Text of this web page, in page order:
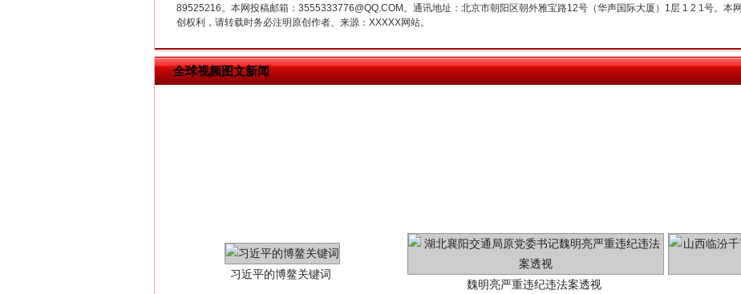
89525216。本网投稿邮箱：3555333776@QQ.COM。通讯地址：北京市朝阳区朝外雅宝路12号（华声国际大厦）1层 1 2 1号。本
创权利，请转载时务必注明原创作者、来源：XXXXX网站。
全球视频图文新闻